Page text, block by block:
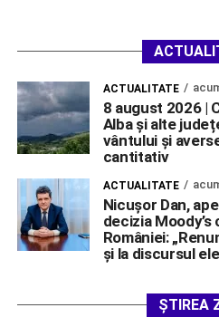
ACTUALITATE
8 august 2026 |
Alba și alte
vântului și
cantitativ
ACTUALITATE
Nicușor Dan,
decizia
României:
și la discursul
ȘTIREA